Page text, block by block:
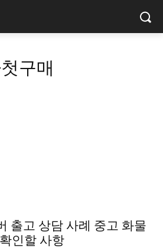
구매
출고 상담 사례 중고 화물
인할 사항